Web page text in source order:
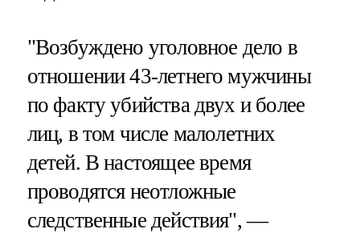
"Возбуждено уголовное дело в
отношении 43-летнего мужчины
по факту убийства двух и более
лиц, в том числе малолетних
детей. В настоящее время
проводятся неотложные
следственные действия", —